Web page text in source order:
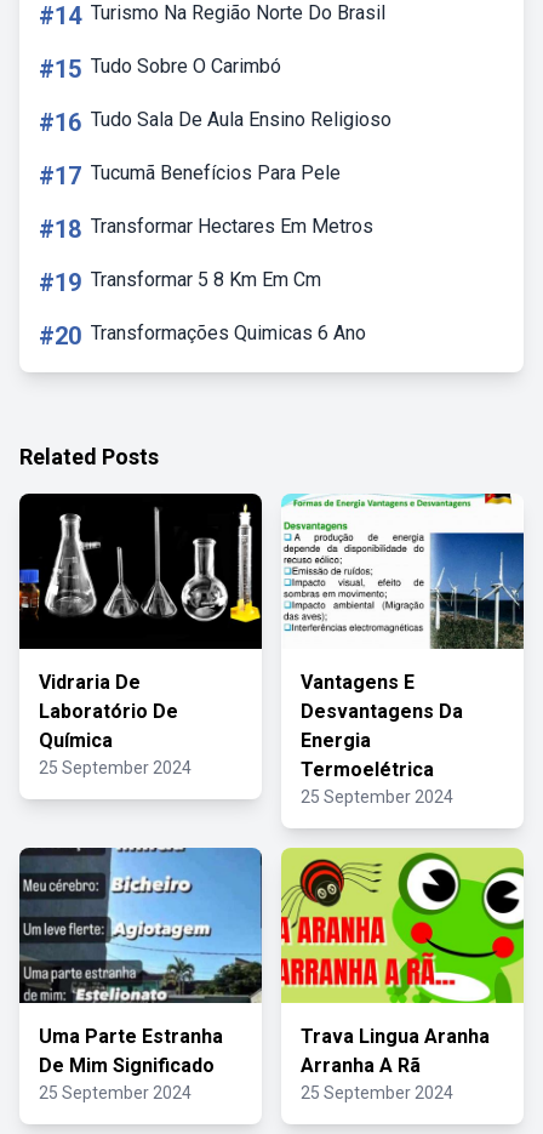
#14 Turismo Na Região Norte Do Brasil
#15 Tudo Sobre O Carimbó
#16 Tudo Sala De Aula Ensino Religioso
#17 Tucumã Benefícios Para Pele
#18 Transformar Hectares Em Metros
#19 Transformar 5 8 Km Em Cm
#20 Transformações Quimicas 6 Ano
Related Posts
Vidraria De
Laboratório De
Química
25 September 2024
Vantagens E
Desvantagens Da
Energia
Termoelétrica
25 September 2024
Uma Parte Estranha
De Mim Significado
25 September 2024
Trava Lingua Aranha
Arranha A Rã
25 September 2024